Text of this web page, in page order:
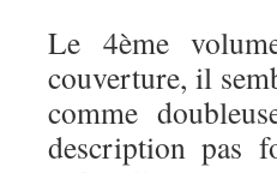
Le 4ème
couverture, il
comme
description pas